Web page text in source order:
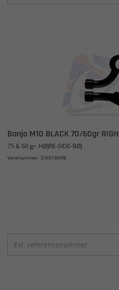
Banjo M10 BLACK 70/60gr
75 & 60 gr. HØJRE-SIDE-BØJ
Varenummer: 3/60186RB